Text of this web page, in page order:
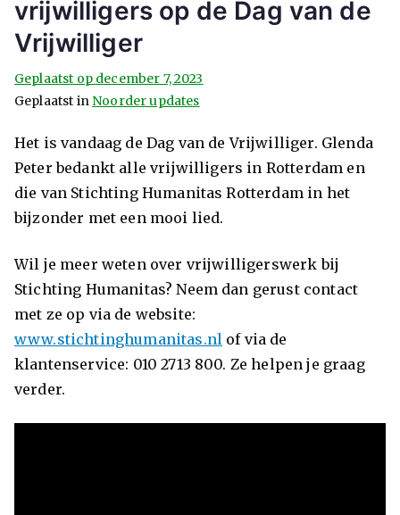
vrijwilligers op de Dag van de
Vrijwilliger
Geplaatst op december 7, 2023
Geplaatst in Noorder updates
Het is vandaag de Dag van de Vrijwilliger. Glenda
Peter bedankt alle vrijwilligers in Rotterdam en
die van Stichting Humanitas Rotterdam in het
bijzonder met een mooi lied.
Wil je meer weten over vrijwilligerswerk bij
Stichting Humanitas? Neem dan gerust contact
met ze op via de website:
www.stichtinghumanitas.nl of via de
klantenservice: 010 2713 800. Ze helpen je graag
verder.